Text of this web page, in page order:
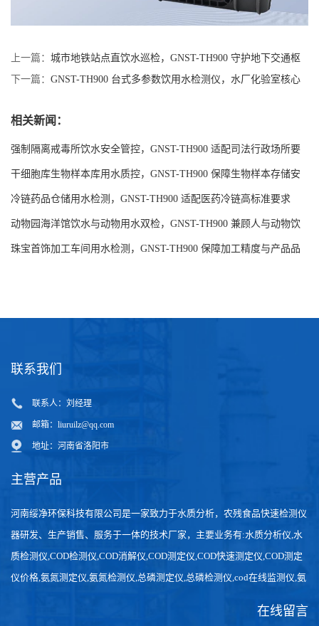
上一篇： 城市地铁站点直饮水巡检，GNST-TH900 守护地下交通枢
纽饮水安全
下一篇： GNST-TH900 台式多参数饮用水检测仪，水厂化验室核心
相关新闻：
强制隔离戒毒所饮水安全管控，GNST-TH900 适配司法行政场所要
求
干细胞库生物样本库用水质控，GNST-TH900 保障生物样本存储安
全
冷链药品仓储用水检测，GNST-TH900 适配医药冷链高标准要求
动物园海洋馆饮水与动物用水双检，GNST-TH900 兼顾人与动物饮
水安全
珠宝首饰加工车间用水检测，GNST-TH900 保障加工精度与产品品
联系我们
联系人：刘经理
邮箱： liuruilz@qq.com
地址：河南省洛阳市
主营产品
河南绥净环保科技有限公司是一家致力于水质分析，农残食品快速检测仪
器研发、生产销售、服务于一体的技术厂家，主要业务有:水质分析仪,水
质检测仪,COD检测仪,COD消解仪,COD测定仪,COD快速测定仪,COD测定
仪价格,氨氮测定仪,氨氮检测仪,总磷测定仪,总磷检测仪,cod在线监测仪,氨
在线留言